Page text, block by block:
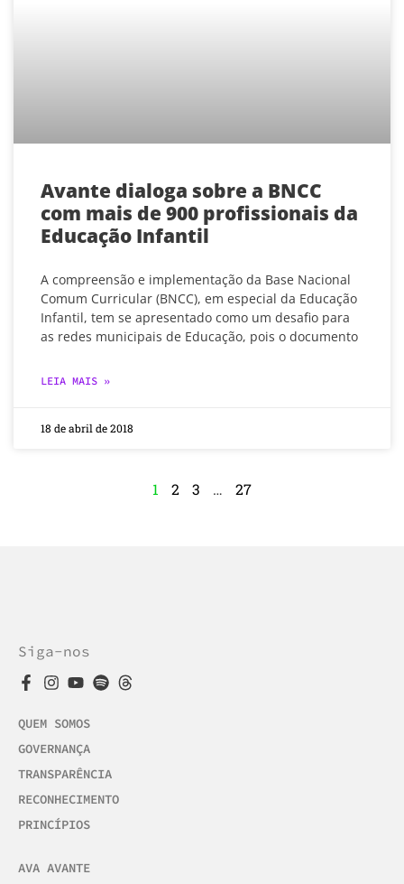
Avante dialoga sobre a BNCC
com mais de 900 profissionais da
Educação Infantil
A compreensão e implementação da Base Nacional
Comum Curricular (BNCC), em especial da Educação
Infantil, tem se apresentado como um desafio para
as redes municipais de Educação, pois o documento
LEIA MAIS »
18 de abril de 2018
1 2 3 … 27
Siga-nos
QUEM SOMOS
GOVERNANÇA
TRANSPARÊNCIA
RECONHECIMENTO
PRINCÍPIOS
AVA AVANTE